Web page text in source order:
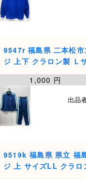
9547r 福島県 二本松
ジ 上下 クラロン製 Ｌ
1,000 円
出品
9519k 福島県 県立 福
ジ 上 サイズLL クラロ